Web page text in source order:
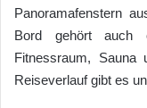
Panoramafenstern
Bord gehört auch
Fitnessraum, Sauna
Reiseverlauf gibt es